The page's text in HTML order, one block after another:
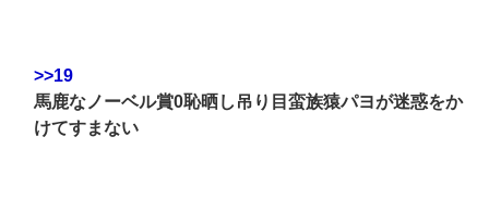
>>19
馬鹿なノーベル賞0恥晒し吊り目蛮族猿パヨが迷惑をか
けてすまない